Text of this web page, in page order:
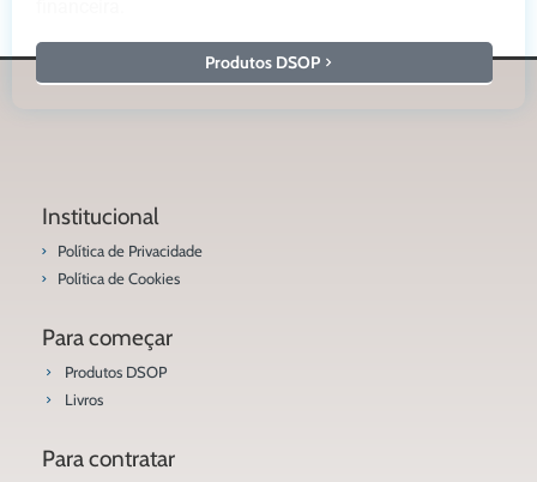
Produtos DSOP
Institucional
Política de Privacidade
Política de Cookies
Para começar
Produtos DSOP
Livros
Para contratar